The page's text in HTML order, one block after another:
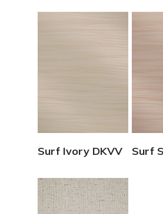
Surf Ivory DKVV Surf